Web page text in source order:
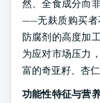
然、全食成分而
——无麸质购买者
防腐剂的高度加
为应对市场压力
富的奇亚籽、杏
功能性特征与营